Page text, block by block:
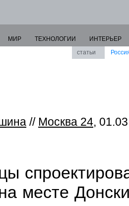
МИР ТЕХНОЛОГИИ
ИНТЕРЬЕР
статьи
// Москва 24,
месте